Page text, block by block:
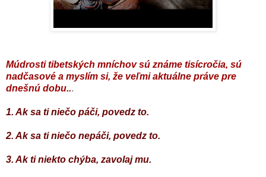
Múdrosti tibetských mníchov sú známe tisícročia, sú
nadčasové a myslím si, že veľmi aktuálne práve pre
dnešnú dobu...
1. Ak sa ti niečo páči, povedz to.
2. Ak sa ti niečo nepáči, povedz to.
3. Ak ti niekto chýba, zavolaj mu.